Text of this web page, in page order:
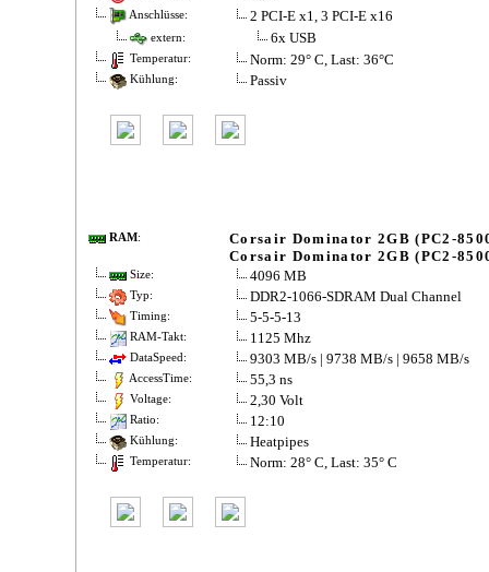
Anschlüsse: 2 PCI-E x1, 3 PCI-E x16
extern: 6x USB
Temperatur: Norm: 29° C, Last: 36°C
Kühlung: Passiv
RAM:
Corsair Dominator 2GB (PC2-
Corsair Dominator 2GB (PC2-
Size: 4096 MB
Typ: DDR2-1066-SDRAM Dual Channel
Timing: 5-5-5-13
RAM-Takt: 1125 Mhz
DataSpeed: 9303 MB/s | 9738 MB/s | 9658 MB/s
AccessTime: 55,3 ns
Voltage: 2,30 Volt
Ratio: 12:10
Kühlung: Heatpipes
Temperatur: Norm: 28° C, Last: 35° C